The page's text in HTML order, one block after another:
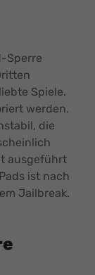
Sperre
Spiele.
werden.
die
ausgeführt
ist nach
Jailbreak.